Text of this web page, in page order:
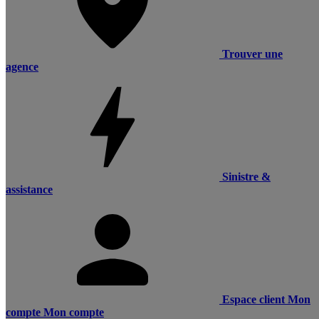
Trouver une
agence
Sinistre &
assistance
Espace client Mon
compte Mon compte